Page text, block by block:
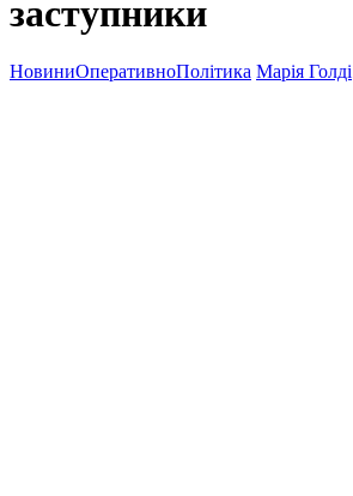
заступники
НовиниОперативноПолітика Марія Голді